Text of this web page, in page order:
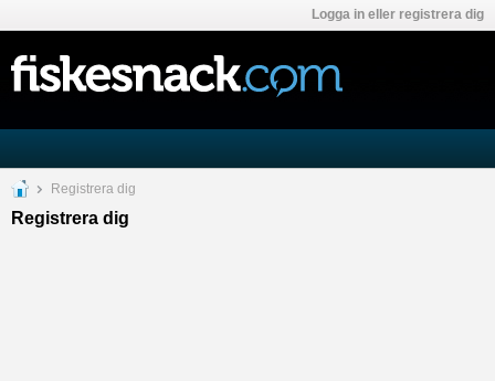
Logga in eller registrera dig
Registrera dig
Registrera dig